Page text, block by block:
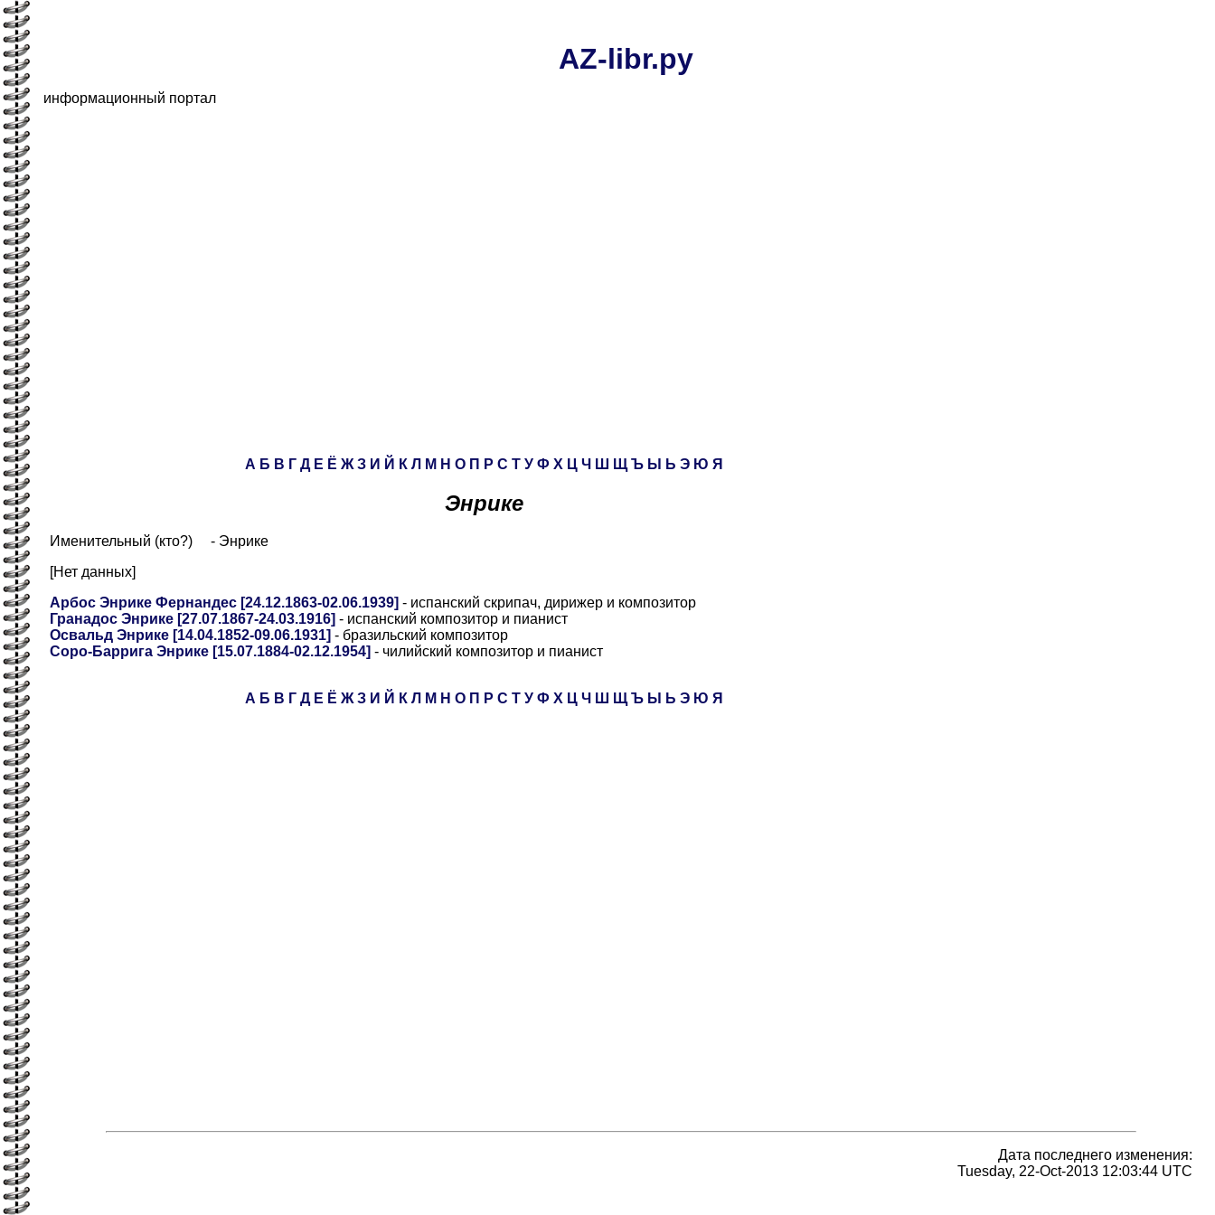
AZ-libr.ру
информационный портал
А Б В Г Д Е Ё Ж З И Й К Л М Н О П Р С Т У Ф Х Ц Ч Ш Щ Ъ Ы Ь Э Ю Я
Энрике
Именительный (кто?) - Энрике
[Нет данных]
Арбос Энрике Фернандес [24.12.1863-02.06.1939] - испанский скрипач, дирижер и композитор
Гранадос Энрике [27.07.1867-24.03.1916] - испанский композитор и пианист
Освальд Энрике [14.04.1852-09.06.1931] - бразильский композитор
Соро-Баррига Энрике [15.07.1884-02.12.1954] - чилийский композитор и пианист
А Б В Г Д Е Ё Ж З И Й К Л М Н О П Р С Т У Ф Х Ц Ч Ш Щ Ъ Ы Ь Э Ю Я
Дата последнего изменения:
Tuesday, 22-Oct-2013 12:03:44 UTC